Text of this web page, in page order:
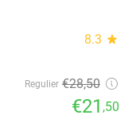
8.3 star
Regulier €28,50
€21 ,50